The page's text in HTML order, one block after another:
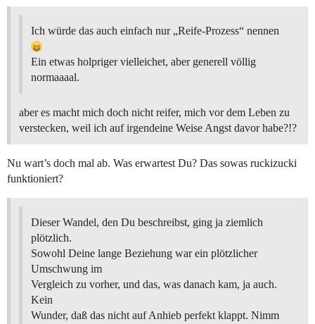
Ich würde das auch einfach nur „Reife-Prozess“ nennen
Ein etwas holpriger vielleichet, aber generell völlig
normaaaal.
aber es macht mich doch nicht reifer, mich vor dem Leben zu
verstecken, weil ich auf irgendeine Weise Angst davor habe?!?
Nu wart’s doch mal ab. Was erwartest Du? Das sowas ruckizucki
funktioniert?
Dieser Wandel, den Du beschreibst, ging ja ziemlich
plötzlich.
Sowohl Deine lange Beziehung war ein plötzlicher
Umschwung im
Vergleich zu vorher, und das, was danach kam, ja auch.
Kein
Wunder, daß das nicht auf Anhieb perfekt klappt. Nimm